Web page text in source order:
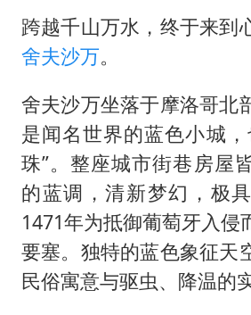
跨越千山万水，终于来到
舍夫沙万。
舍夫沙万坐落于摩洛哥北
是闻名世界的蓝色小城
珠”。整座城市街巷房屋
的蓝调，清新梦幻，极
1471年为抵御葡萄牙入侵
要塞。独特的蓝色象征天
民俗寓意与驱虫、降温的